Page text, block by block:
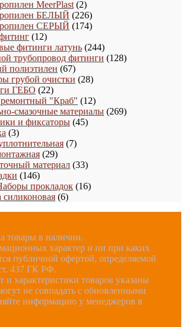
товаров
MeerPlast 22
товара
БЕЛЫЙ 226226
товаров
СЕРЫЙ 174174
1212
товаров
фитинги латунь 244244
товара
трубопровод фитинги 128128
полиэтилен 6767
товаров
грубой очистки 2828
ГЕБО 2222
товара
"Краб" 1212
товаров
смазочные материалы 269269
и фиксаторы 4545
33
товара
77
2929
товаров
материал 3333
146146
товаров
прокладок 1616
силиконовая 66
товары в наличии.
характер и ни при каких
публичной офертой, определяемой
437 ГК РФ.
характеристики товаров указаны
не совпадать с обновленными
информацию у менеджеров в